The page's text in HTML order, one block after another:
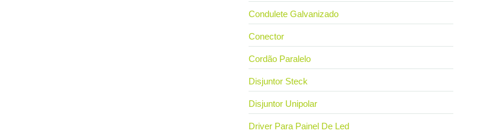
Condulete Galvanizado
Conector
Cordão Paralelo
Disjuntor Steck
Disjuntor Unipolar
Driver Para Painel De Led